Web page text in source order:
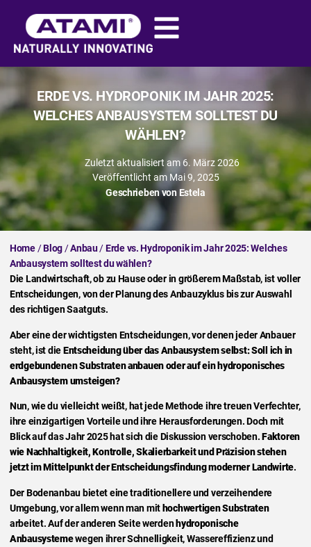
ERDE VS. HYDROPONIK IM JAHR 2025:
WELCHES ANBAUSYSTEM SOLLTEST DU
WÄHLEN?
Zuletzt aktualisiert am 6. März 2026
Veröffentlicht am Mai 9, 2025
Geschrieben vonEstela
Home/Blog/Anbau/Erde vs. Hydroponik im Jahr 2025: Welches
Anbausystem solltest du wählen?
Die Landwirtschaft, ob zu Hause oder in größerem Maßstab, ist voller
Entscheidungen, von der Planung des Anbauzyklus bis zur Auswahl
des richtigen Saatguts.
Aber eine der wichtigsten Entscheidungen, vor denen jeder Anbauer
steht, ist dieEntscheidung über das Anbausystem selbst: Soll ich in
erdgebundenen Substraten anbauen oder auf ein hydroponisches
Anbausystem umsteigen?
Nun, wie du vielleicht weißt, hat jede Methode ihre treuen Verfechter,
ihre einzigartigen Vorteile und ihre Herausforderungen. Doch mit
Blick auf das Jahr 2025 hat sich die Diskussion verschoben.Faktoren
wie Nachhaltigkeit, Kontrolle, Skalierbarkeit und Präzision stehen
jetzt im Mittelpunkt der Entscheidungsfindung moderner Landwirte.
Der Bodenanbau bietet eine traditionellere und verzeihendere
Umgebung, vor allem wenn man mit hochwertigen Substraten
arbeitet. Auf der anderen Seite werden hydroponische
Anbausystemewegen ihrer Schnelligkeit, Wassereffizienz und